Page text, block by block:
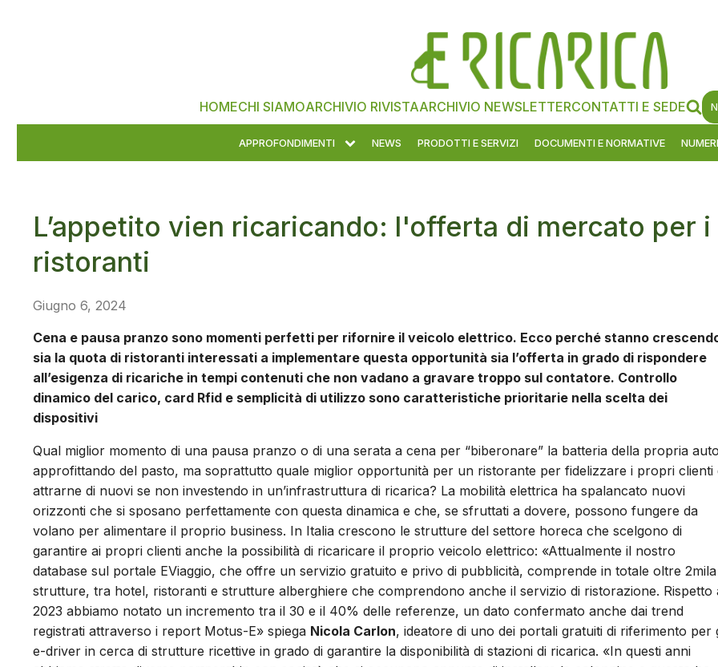
HOMECHI SIAMOARCHIVIO RIVISTAARCHIVIO NEWSLETTERCONTATTI E SEDE
APPROFONDIMENTI NEWS PRODOTTI E SERVIZI DOCUMENTI E NORMATIVE
L’appetito vien ricaricando: l'offerta di mercato per i
ristoranti
Giugno 6, 2024
Cena e pausa pranzo sono momenti perfetti per rifornire il veicolo elettrico. Ecco perché stanno
sia la quota di ristoranti interessati a implementare questa opportunità sia l’offerta in grado di rispondere
all’esigenza di ricariche in tempi contenuti che non vadano a gravare troppo sul contatore. Controllo
dinamico del carico, card Rfid e semplicità di utilizzo sono caratteristiche prioritarie nella scelta dei
dispositivi
Qual miglior momento di una pausa pranzo o di una serata a cena per “biberonare” la batteria della propria auto
approfittando del pasto, ma soprattutto quale miglior opportunità per un ristorante per fidelizzare i propri clienti
attrarne di nuovi se non investendo in un’infrastruttura di ricarica? La mobilità elettrica ha spalancato nuovi
orizzonti che si sposano perfettamente con questa dinamica e che, se sfruttati a dovere, possono fungere da
volano per alimentare il proprio business. In Italia crescono le strutture del settore horeca che scelgono di
garantire ai propri clienti anche la possibilità di ricaricare il proprio veicolo elettrico: «Attualmente il nostro
database sul portale EViaggio, che offre un servizio gratuito e privo di pubblicità, comprende in totale oltre 2mila
strutture, tra hotel, ristoranti e strutture alberghiere che comprendono anche il servizio di ristorazione. Rispetto
2023 abbiamo notato un incremento tra il 30 e il 40% delle referenze, un dato confermato anche dai trend
registrati attraverso i report Motus-E» spiega Nicola Carlon, ideatore di uno dei portali gratuiti di riferimento per
e-driver in cerca di strutture ricettive in grado di garantire la disponibilità di stazioni di ricarica. «In questi anni